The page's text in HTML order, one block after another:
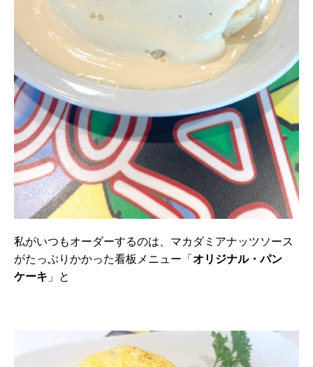
私がいつもオーダーするのは、マカダミアナッツソース
がたっぷりかかった看板メニュー「 オリジナル・パン
ケーキ 」と